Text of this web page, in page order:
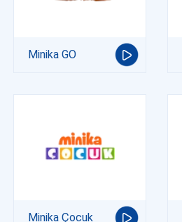
Minika GO
Minika Çocuk